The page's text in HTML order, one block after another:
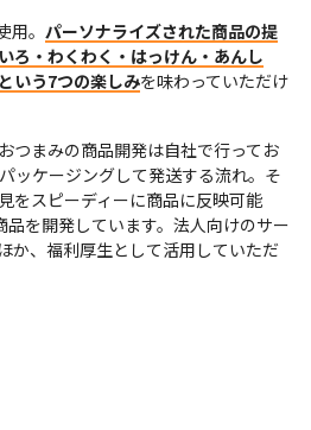
。 パーソナライズされた商品の提
ろ・わくわく・はっけん・あんし
いう7つの楽しみを味わっていただけ
つまみの商品開発は自社で行ってお
ッケージングして発送する流れ。そ
をスピーディーに商品に反映可能
を開発しています。法人向けのサー
か、福利厚生として活用していただ